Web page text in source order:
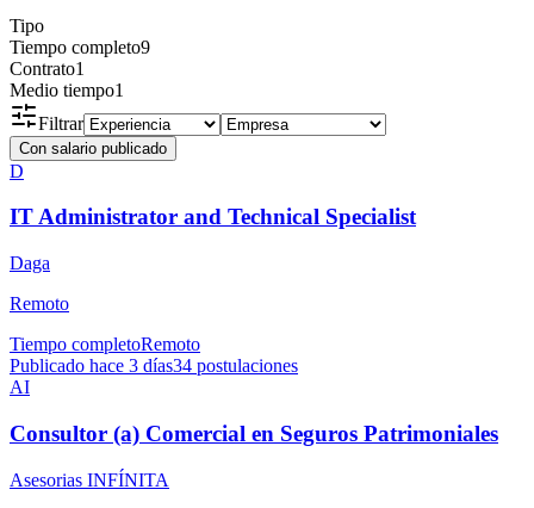
Tipo
Tiempo completo9
Contrato1
Medio tiempo1
Filtrar
Con salario publicado
D
IT Administrator and Technical Specialist
Daga
Remoto
Tiempo completoRemoto
Publicado hace 3 días34 postulaciones
AI
Consultor (a) Comercial en Seguros Patrimoniales
Asesorias INFÍNITA